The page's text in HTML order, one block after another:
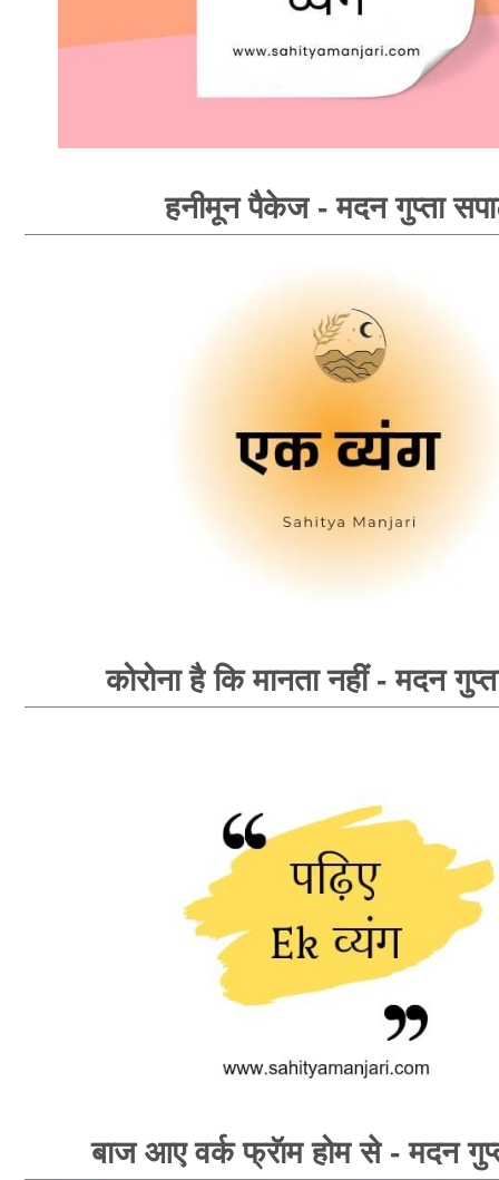
हनीमून पैकेज - मदन गुप्ता
कोरोना है कि मानता नहीं - मदन
बाज आए वर्क फ्रॅाम होम से - मदन